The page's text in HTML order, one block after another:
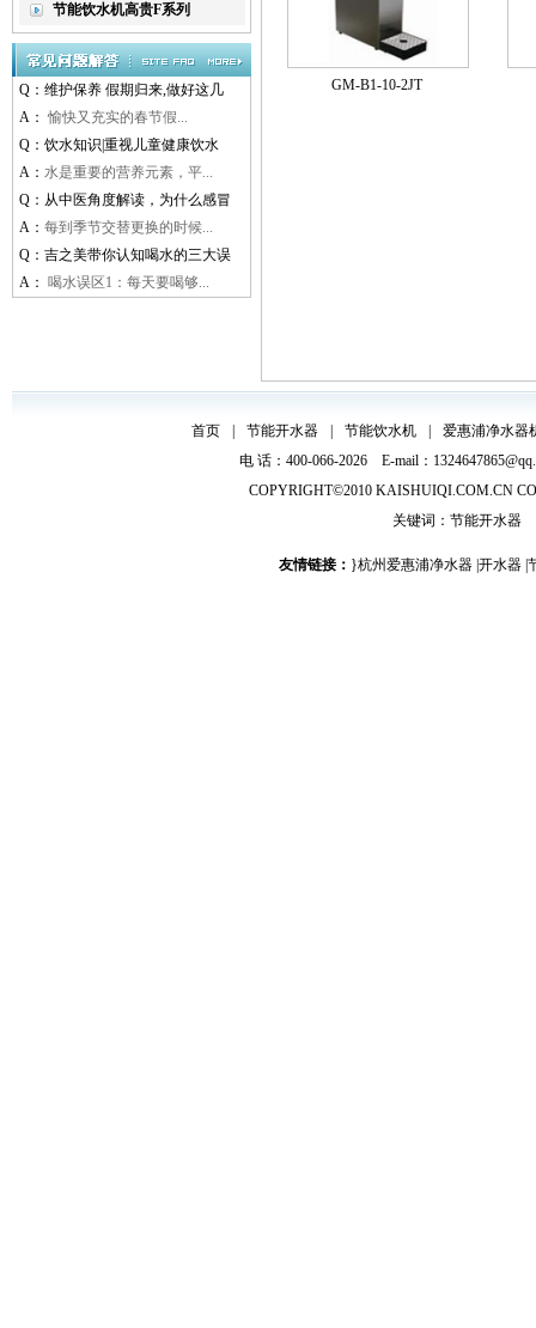
节能饮水机高贵F系列
Q： 维护保养 假期归来,做好这几
A： 愉快又充实的春节假...
Q： 饮水知识|重视儿童健康饮水
A： 水是重要的营养元素，平...
Q： 从中医角度解读，为什么感冒
A： 每到季节交替更换的时候...
Q： 吉之美带你认知喝水的三大误
A： 喝水误区1：每天要喝够...
GM-B1-10-2JT
首页 节能开水器 节能饮水机
爱惠浦净水器
电 话：400-066-2026 E-mail：
COPYRIGHT©2010 KAISHUIQI.COM.CN
关键词： 节能开水器
友情链接： }杭州爱惠浦净水器 开水器